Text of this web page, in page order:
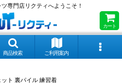
専門店リクティへようこそ！
カート
商品検索 ご利用案内
ト 裏パイル 練習着